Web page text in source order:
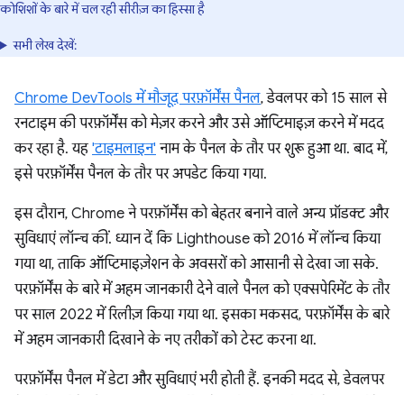
कोशिशों के बारे में चल रही सीरीज़ का हिस्सा है
सभी लेख देखें:
Chrome DevTools में मौजूद परफ़ॉर्मेंस पैनल, डेवलपर को 15 साल से
रनटाइम की परफ़ॉर्मेंस को मेज़र करने और उसे ऑप्टिमाइज़ करने में मदद
कर रहा है. यह 'टाइमलाइन' नाम के पैनल के तौर पर शुरू हुआ था. बाद में,
इसे परफ़ॉर्मेंस पैनल के तौर पर अपडेट किया गया.
इस दौरान, Chrome ने परफ़ॉर्मेंस को बेहतर बनाने वाले अन्य प्रॉडक्ट और
सुविधाएं लॉन्च कीं. ध्यान दें कि Lighthouse को 2016 में लॉन्च किया
गया था, ताकि ऑप्टिमाइज़ेशन के अवसरों को आसानी से देखा जा सके.
परफ़ॉर्मेंस के बारे में अहम जानकारी देने वाले पैनल को एक्सपेरिमेंट के तौर
पर साल 2022 में रिलीज़ किया गया था. इसका मकसद, परफ़ॉर्मेंस के बारे
में अहम जानकारी दिखाने के नए तरीकों को टेस्ट करना था.
परफ़ॉर्मेंस पैनल में डेटा और सुविधाएं भरी होती हैं. इनकी मदद से, डेवलपर